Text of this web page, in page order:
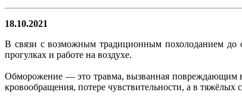
18.10.2021
В связи с возможным традиционным похолоданием до
прогулках и работе на воздухе.
Обморожение — это травма, вызванная повреждающим
кровообращения, потере чувствительности, а в